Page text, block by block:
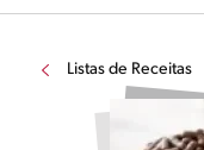
Listas de Receitas